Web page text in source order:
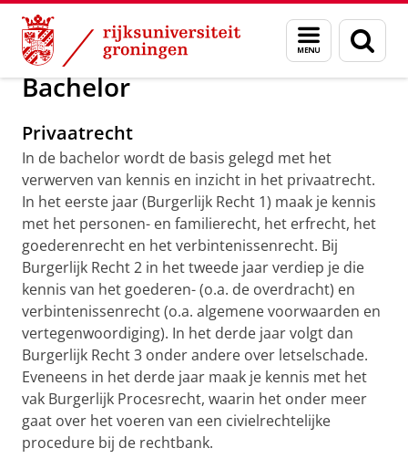
Skip
Content
Skip
Navigation
Menu
en
zoeken
Over ons Onderwijs
Bachelor
Privaatrecht
In de bachelor wordt de basis gelegd met het
verwerven van kennis en inzicht in het privaatrecht.
In het eerste jaar (Burgerlijk Recht 1) maak je kennis
met het personen- en familierecht, het erfrecht, het
goederenrecht en het verbintenissenrecht. Bij
Burgerlijk Recht 2 in het tweede jaar verdiep je die
kennis van het goederen- (o.a. de overdracht) en
verbintenissenrecht (o.a. algemene voorwaarden en
vertegenwoordiging). In het derde jaar volgt dan
Burgerlijk Recht 3 onder andere over letselschade.
Eveneens in het derde jaar maak je kennis met het
vak Burgerlijk Procesrecht, waarin het onder meer
gaat over het voeren van een civielrechtelijke
procedure bij de rechtbank.